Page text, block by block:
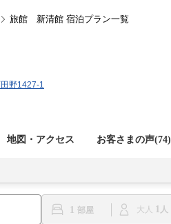
旅館 新清館 宿泊プラン一覧
野1427-1
地図・アクセス お客さまの声(74)
1 大人 1